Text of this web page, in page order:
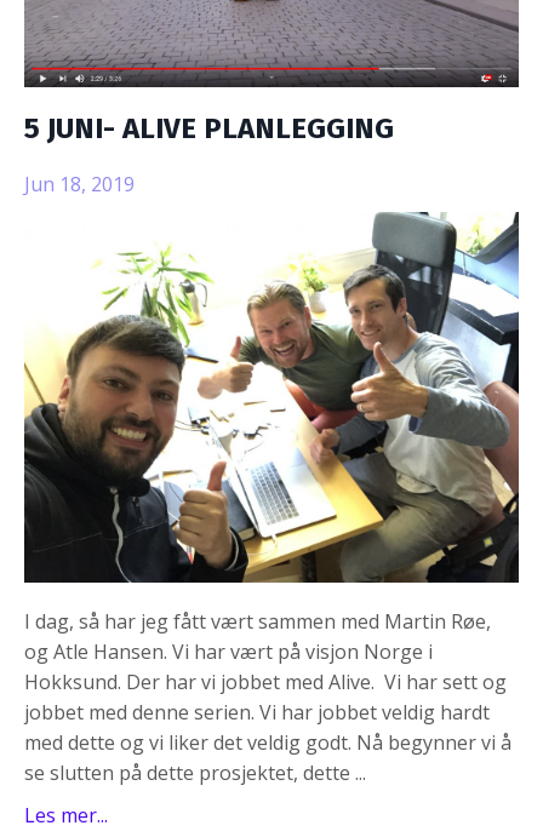
5 JUNI- ALIVE PLANLEGGING
Jun 18, 2019
I dag, så har jeg fått vært sammen med Martin Røe,
og Atle Hansen. Vi har vært på visjon Norge i
Hokksund. Der har vi jobbet med Alive. Vi har sett og
jobbet med denne serien. Vi har jobbet veldig hardt
med dette og vi liker det veldig godt. Nå begynner vi å
se slutten på dette prosjektet, dette ...
Les mer...